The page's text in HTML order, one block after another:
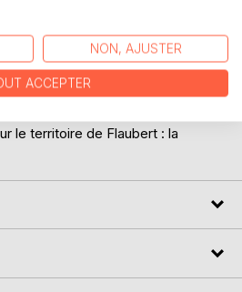
de cinquante poèmes et
et ses rêves, à travers sa
le territoire de Flaubert : la
NON, AJUSTER
ACCEPTER